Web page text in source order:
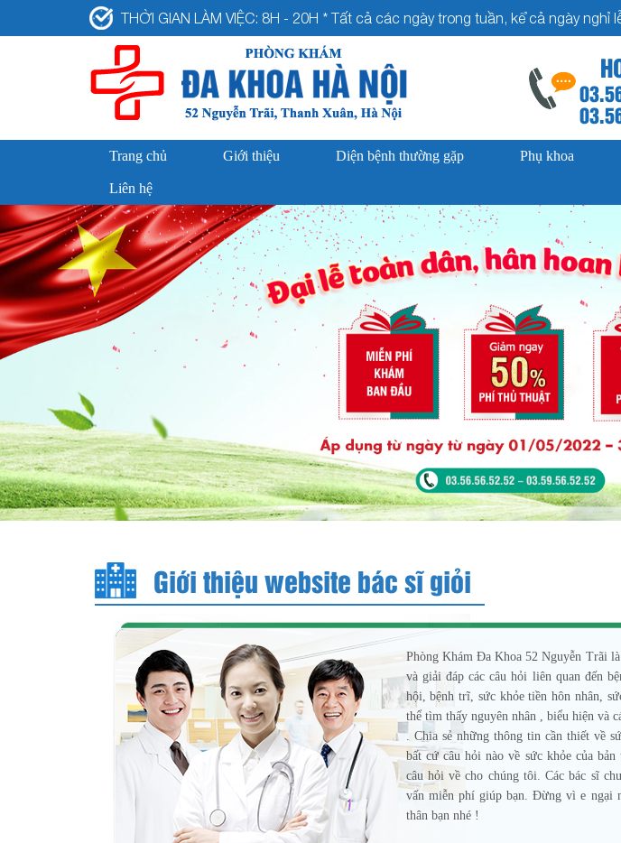
THỜI GIAN LÀM VIỆC: 8H - 20H * Tất cả các ngày trong tuần, kể cả ngày nghỉ
Trang chủ Giới thiệu Diện bệnh thường gặp Phụ khoa
Liên hệ
Giới thiệu website bác sĩ giỏi
Phòng Khám Đa Khoa 52 Nguyễn Trãi
và giải đáp các câu hỏi liên quan đến
hội, bệnh trĩ, sức khỏe tiền hôn nhân,
thể tìm thấy nguyên nhân , biểu hiện và
. Chia sẻ những thông tin cần thiết về
bất cứ câu hỏi nào về sức khỏe của
câu hỏi về cho chúng tôi. Các bác sĩ
vấn miễn phí giúp bạn. Đừng vì e ngại
thân bạn nhé !